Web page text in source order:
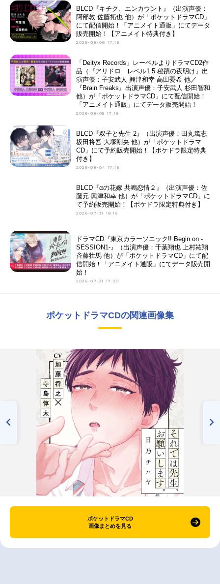
BLCD『キチク、エンカウント』（出演声優：
阿部敦 佐藤拓也 他）が「ポケットドラマCD」
にて配信開始！「アニメイト通販」にてデータ
販売開始！【アニメイト特典付き】
2026-08-06 17:15
「Deityx Records」レーベルよりドラマCD2作
品（『アリドロ レベル1.5 秘蹟の夜明け』出
演声優：子安武人 興津和幸 高田憂希 他／
『Brain Freaks』出演声優：子安武人 杉田智和
他）が「ポケットドラマCD」にて配信開始！
「アニメイト通販」にてデータ販売開始！
2026-08-05 17:15
BLCD『双子と先生 2』（出演声優：田丸篤志
坂田将吾 大塚剛央 他）が「ポケットドラマ
CD」にて予約販売開始！【ポケドラ限定特典
付き】
2026-08-04 17:15
BLCD『αの花嫁 共鳴恋情２』（出演声優：佐
藤元 興津和幸 他）が「ポケットドラマCD」に
て予約販売開始！【ポケドラ限定特典付き】
2026-07-31 18:15
ドラマCD『東京カラーソニック!! Begin on -
SESSION1-』（出演声優：千葉翔也 上村祐翔
斉藤壮馬 他）が「ポケットドラマCD」にて配
信開始！「アニメイト通販」にてデータ販売開
始！
2026-07-31 17:30
ポケットドラマCDの関連画像集
ポケットドラマCD
画像まとめを見る